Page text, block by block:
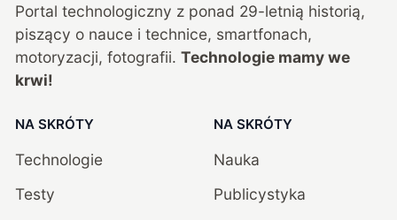
Portal technologiczny z ponad 29-letnią historią,
piszący o nauce i technice, smartfonach,
motoryzacji, fotografii. Technologie mamy we
krwi!
NA SKRÓTY
Technologie
Testy
NA SKRÓTY
Nauka
Publicystyka